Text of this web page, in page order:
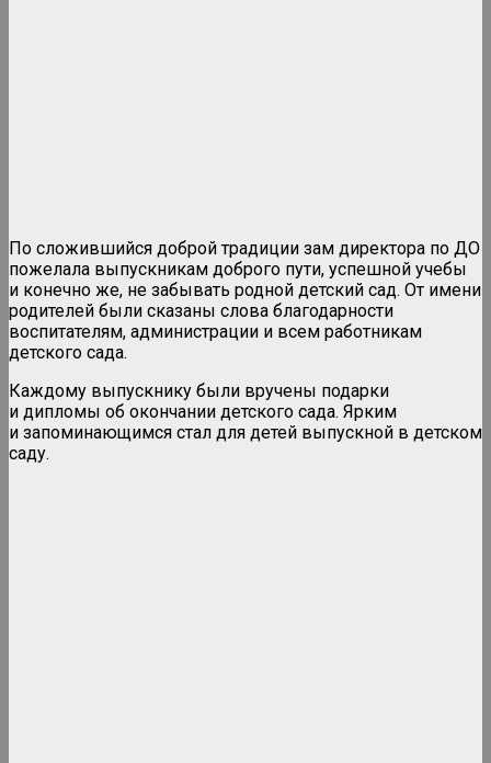
По сложившийся доброй традиции зам директора по ДО
пожелала выпускникам доброго пути, успешной учебы
и конечно же, не забывать родной детский сад. От имени
родителей были сказаны слова благодарности
воспитателям, администрации и всем работникам
детского сада.
Каждому выпускнику были вручены подарки
и дипломы об окончании детского сада. Ярким
и запоминающимся стал для детей выпускной в детском
саду.